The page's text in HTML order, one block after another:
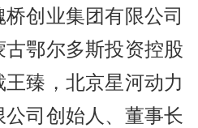
创业集团有限公司
鄂尔多斯投资控股
臻，北京星河动力
公司创始人、董事长